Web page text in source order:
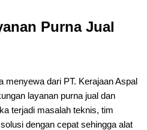
Purna Jual
menyewa dari PT. Kerajaan Aspal
layanan purna jual dan
terjadi masalah teknis, tim
dengan cepat sehingga alat